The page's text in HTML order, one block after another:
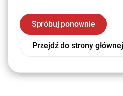
Spróbuj ponownie
Przejdź do strony głównej